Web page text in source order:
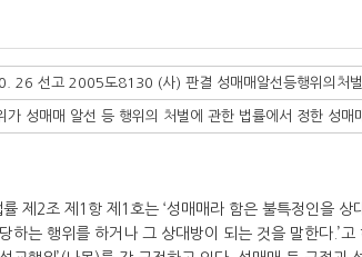
선고 2005도8130 (사) 판결 성매매알선등행위의처벌
가 성매매 알선 등 행위의 처벌에 관한 법률에서 정한 성매
제2조 제1항 제1호는 ‘성매매라 함은 불특정인을 상
는 행위를 하거나 그 상대방이 되는 것을 말한다.’고